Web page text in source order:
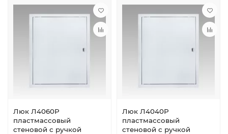
Люк Л4060Р
пластмассовый
стеновой с ручкой
Люк Л4040Р
пластмассовый
стеновой с ручкой